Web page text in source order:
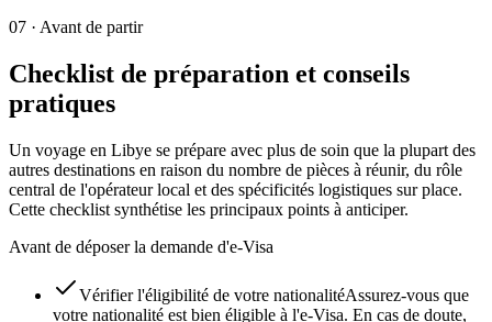
07 · Avant de partir
Checklist de préparation et conseils
pratiques
Un voyage en Libye se prépare avec plus de soin que la plupart des
autres destinations en raison du nombre de pièces à réunir, du rôle
central de l'opérateur local et des spécificités logistiques sur place.
Cette checklist synthétise les principaux points à anticiper.
Avant de déposer la demande d'e-Visa
Vérifier l'éligibilité de votre nationalitéAssurez-vous que
votre nationalité est bien éligible à l'e-Visa. En cas de doute,